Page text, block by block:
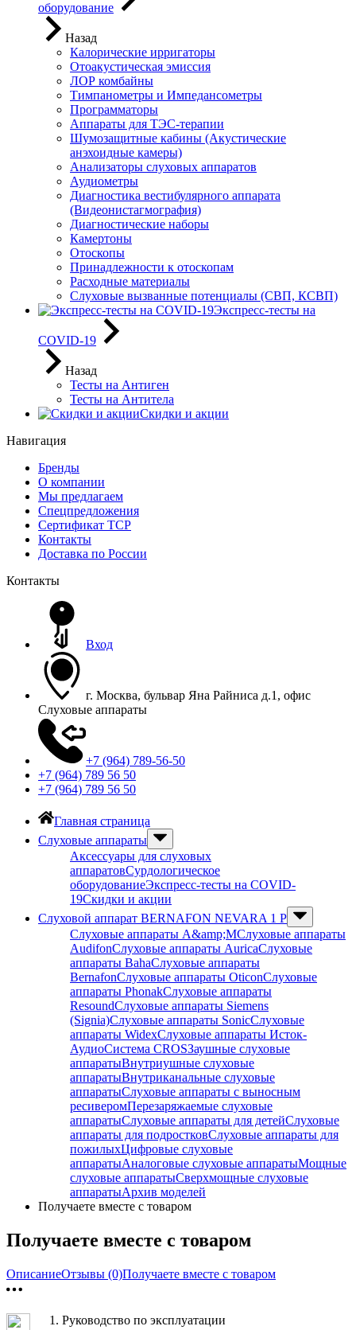
оборудование
Назад
Калорические ирригаторы
Отоакустическая эмиссия
ЛОР комбайны
Тимпанометры и Импедансометры
Программаторы
Аппараты для ТЭС-терапии
Шумозащитные кабины (Акустические
анэхоидные камеры)
Анализаторы слуховых аппаратов
Аудиометры
Диагностика вестибулярного аппарата
(Видеонистагмография)
Диагностические наборы
Камертоны
Отоскопы
Принадлежности к отоскопам
Расходные материалы
Слуховые вызванные потенциалы (СВП, КСВП)
Экспресс-тесты на
COVID-19
Назад
Тесты на Антиген
Тесты на Антитела
Скидки и акции
Навигация
Бренды
О компании
Мы предлагаем
Спецпредложения
Сертификат ТСР
Контакты
Доставка по России
Контакты
Вход
г. Москва, бульвар Яна Райниса д.1, офис
Слуховые аппараты
+7 (964) 789-56-50
+7 (964) 789 56 50
+7 (964) 789 56 50
Главная страница
Слуховые аппараты
Аксессуары для слуховых
аппаратовСурдологическое
оборудованиеЭкспресс-тесты на COVID-
19Скидки и акции
Слуховой аппарат BERNAFON NEVARA 1 P
Слуховые аппараты A&amp;MСлуховые аппараты
AudifonСлуховые аппараты AuricaСлуховые
аппараты BahaСлуховые аппараты
BernafonСлуховые аппараты OticonСлуховые
аппараты PhonakСлуховые аппараты
ResoundСлуховые аппараты Siemens
(Signia)Слуховые аппараты SonicСлуховые
аппараты WidexСлуховые аппараты Исток-
АудиоСистема CROSЗаушные слуховые
аппаратыВнутриушные слуховые
аппаратыВнутриканальные слуховые
аппаратыСлуховые аппараты с выносным
ресиверомПерезаряжаемые слуховые
аппаратыСлуховые аппараты для детейСлуховые
аппараты для подростковСлуховые аппараты для
пожилыхЦифровые слуховые
аппаратыАналоговые слуховые аппаратыМощные
слуховые аппаратыСверхмощные слуховые
аппаратыАрхив моделей
Получаете вместе с товаром
Получаете вместе с товаром
ОписаниеОтзывы (0)Получаете вместе с товаром
1. Руководство по эксплуатации